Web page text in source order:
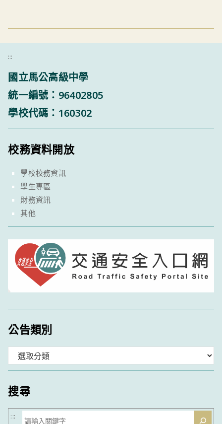
:::
國立馬公高級中學
統一編號：96402805
學校代碼：160302
校務資料開放
學校校務資訊
學生專區
財務資訊
其他
公告類別
類
搜尋
搜
:::